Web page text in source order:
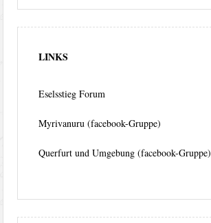
LINKS
Eselsstieg Forum
Myrivanuru (facebook-Gruppe)
Querfurt und Umgebung (facebook-Gruppe)